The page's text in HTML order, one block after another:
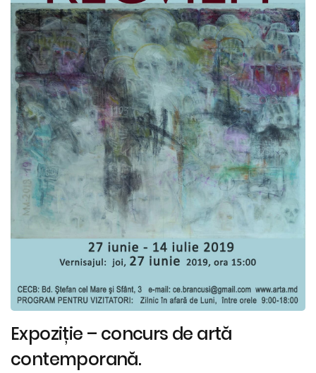
Expoziție – concurs de artă
contemporană.